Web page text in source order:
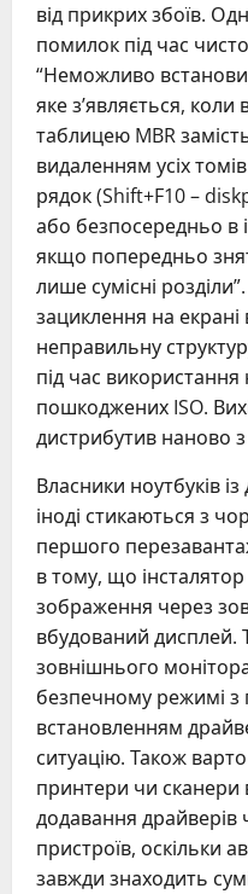
від прикрих збоїв.
помилок під час
“Неможливо
яке з’являється, коли
таблицею MBR
видаленням усіх
рядок (Shift+F10 –
або безпосередньо в
якщо попередньо
лише сумісні
зациклення на екрані
неправильну
під час використання
пошкоджених ISO.
дистрибутив наново
Власники ноутбуків
іноді стикаються з
першого
в тому, що
зображення через
вбудований дисплей.
зовнішнього
безпечному режимі
встановленням
ситуацію. Також
принтери чи
додавання драйверів
пристроїв, оскільки
завжди знаходить